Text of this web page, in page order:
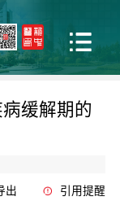
缓解期的
出 引用提醒